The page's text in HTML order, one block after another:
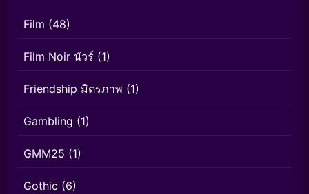
Film (48)
Film Noir นัวร์ (1)
Friendship มิตรภาพ (1)
Gambling (1)
GMM25 (1)
Gothic (6)